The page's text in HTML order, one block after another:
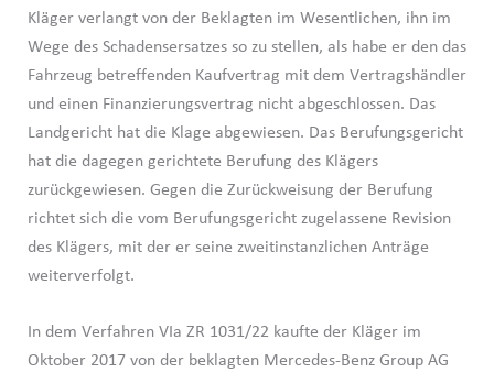
Kläger verlangt von der Beklagten im Wesentlichen, ihn im
Wege des Schadensersatzes so zu stellen, als habe er den das
Fahrzeug betreffenden Kaufvertrag mit dem Vertragshändler
und einen Finanzierungsvertrag nicht abgeschlossen. Das
Landgericht hat die Klage abgewiesen. Das Berufungsgericht
hat die dagegen gerichtete Berufung des Klägers
zurückgewiesen. Gegen die Zurückweisung der Berufung
richtet sich die vom Berufungsgericht zugelassene Revision
des Klägers, mit der er seine zweitinstanzlichen Anträge
weiterverfolgt.
In dem Verfahren VIa ZR 1031/22 kaufte der Kläger im
Oktober 2017 von der beklagten Mercedes-Benz Group AG